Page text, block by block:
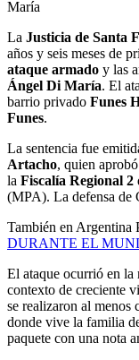
La Justicia de Santa
años y seis meses de
ataque armado y las
Ángel Di María. El
barrio privado Funes
Funes.
La sentencia fue
Artacho, quien
la Fiscalía Regional 2
(MPA). La defensa de
También en Argentina
DURANTE EL
El ataque ocurrió en la
contexto de creciente
se realizaron al menos
donde vive la familia
paquete con una nota